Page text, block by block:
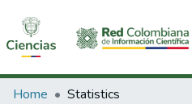
Communities & Collections
Home Statistics